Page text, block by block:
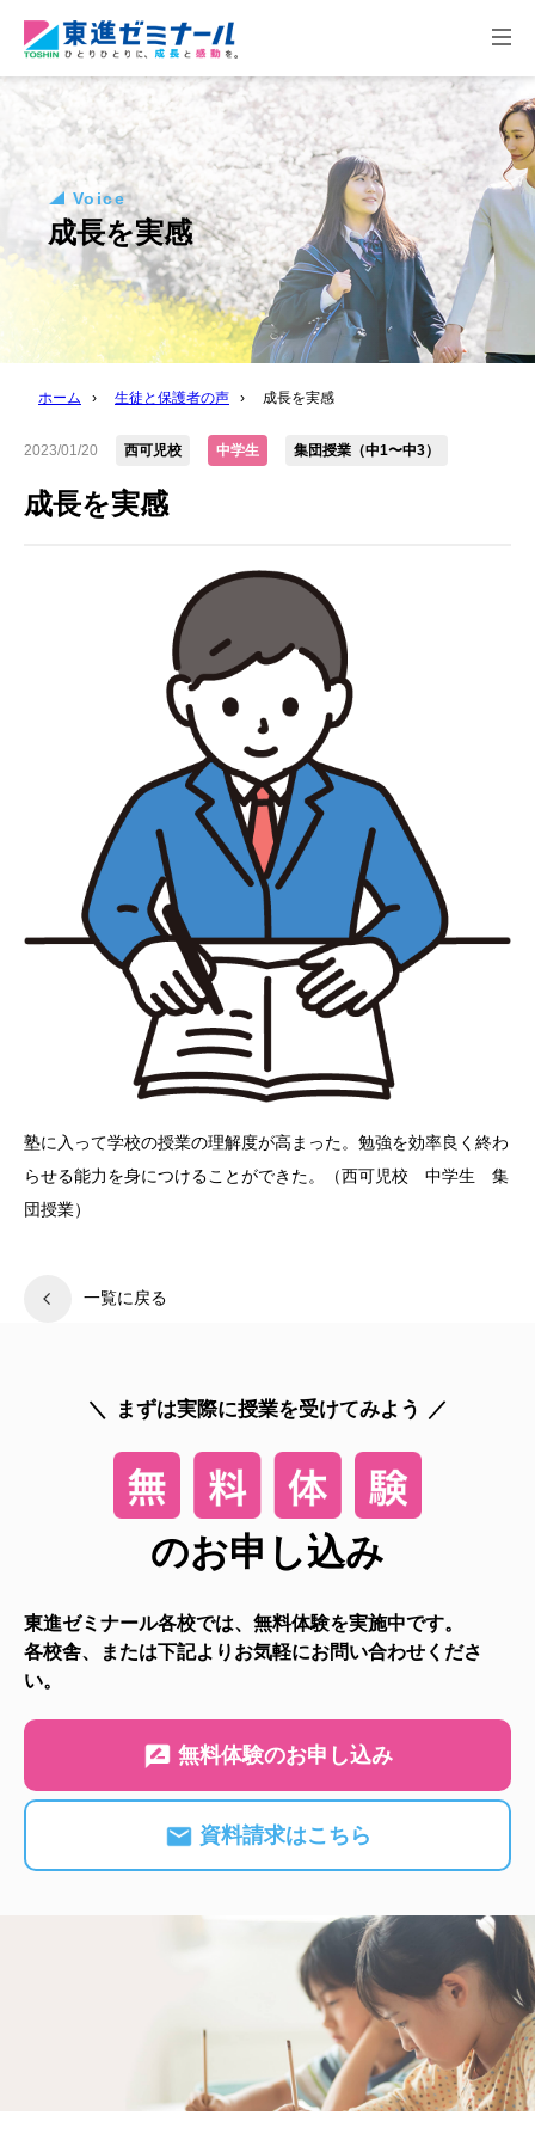
Voice
成長を実感
ホーム › 生徒と保護者の声 › 成長を実感
2023/01/20 西可児校 中学生 集団授業（中1〜中3）
成長を実感
塾に入って学校の授業の理解度が高まった。勉強を効率良く終わ
らせる能力を身につけることができた。（西可児校 中学生 集
団授業）
一覧に戻る
まずは実際に授業を受けてみよう
のお申し込み
東進ゼミナール各校では、無料体験を実施中です。
各校舎、または下記よりお気軽にお問い合わせくださ
い。
無料体験のお申し込み
資料請求はこちら